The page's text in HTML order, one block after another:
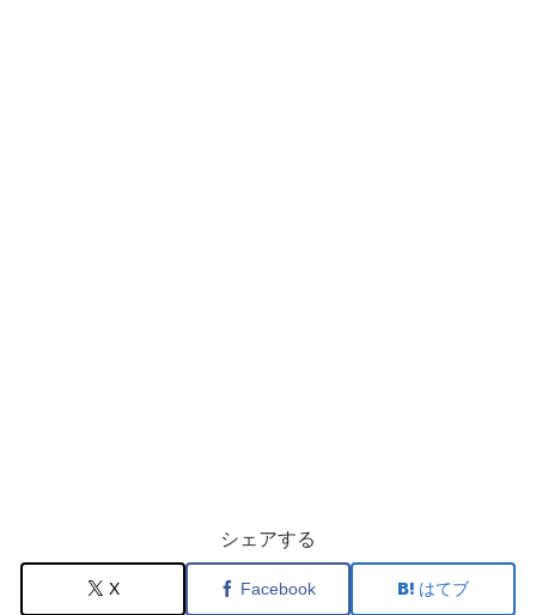
シェアする
X Facebook はてブ